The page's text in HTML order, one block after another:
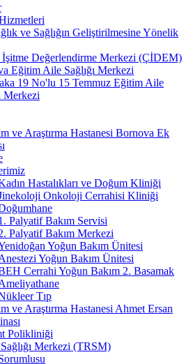
ve Sağlığın Geliştirilmesine Yönelik
Değerlendirme Merkezi (ÇİDEM)
Eğitim Aile Sağlığı Merkezi
19 No'lu 15 Temmuz Eğitim Aile
Merkezi
ve Araştırma Hastanesi Bornova Ek
Hastalıkları ve Doğum Kliniği
Onkoloji Cerrahisi Kliniği
Palyatif Bakım Servisi
Palyatif Bakım Merkezi
Yoğun Bakım Ünitesi
Yoğun Bakım Ünitesi
Cerrahi Yoğun Bakım 2. Basamak
Tıp
ve Araştırma Hastanesi Ahmet Ersan
Polikliniği
Merkezi (TRSM)